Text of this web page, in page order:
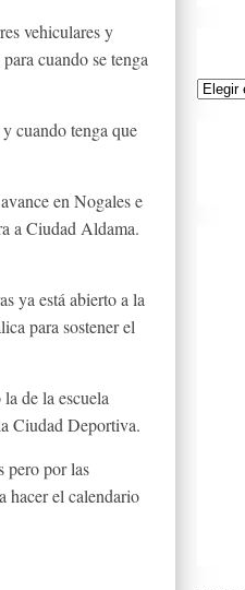
vehiculares y
cuando se tenga
cuando tenga que
en Nogales e
a Ciudad Aldama.
ya está abierto a la
para sostener el
de la escuela
Ciudad Deportiva.
pero por las
hacer el calendario
Archivo